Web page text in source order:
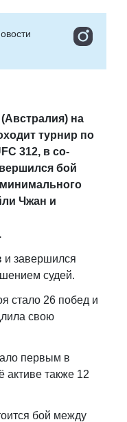
на
турнир по
312, в со-
бой
Чжан и
.
и завершился
судей.
стало 26 побед и
свою
первым в
активе также 12
бой между